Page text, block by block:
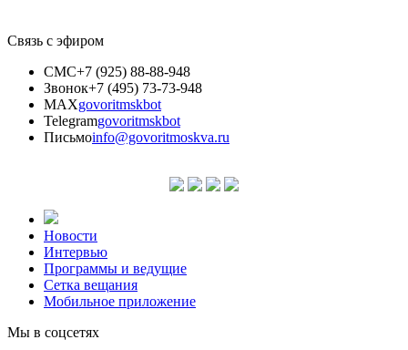
Связь с эфиром
СМС+7 (925) 88-88-948
Звонок+7 (495) 73-73-948
MAXgovoritmskbot
Telegramgovoritmskbot
Письмоinfo@govoritmoskva.ru
Новости
Интервью
Программы и ведущие
Сетка вещания
Мобильное приложение
Мы в соцсетях